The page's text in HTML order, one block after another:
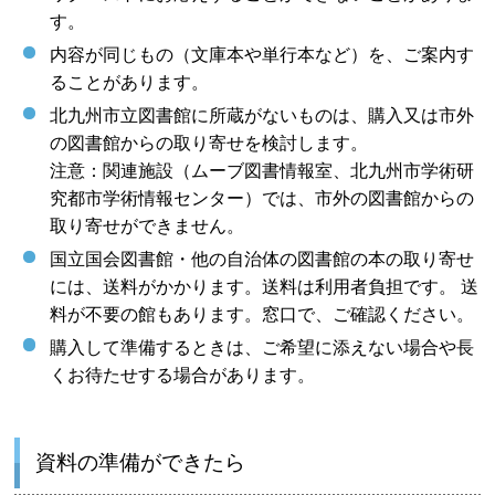
す。
内容が同じもの（文庫本や単行本など）を、ご案内す
ることがあります。
北九州市立図書館に所蔵がないものは、購入又は市外
の図書館からの取り寄せを検討します。
注意：関連施設（ムーブ図書情報室、北九州市学術研
究都市学術情報センター）では、市外の図書館からの
取り寄せができません。
国立国会図書館・他の自治体の図書館の本の取り寄せ
には、送料がかかります。送料は利用者負担です。 送
料が不要の館もあります。窓口で、ご確認ください。
購入して準備するときは、ご希望に添えない場合や長
くお待たせする場合があります。
資料の準備ができたら